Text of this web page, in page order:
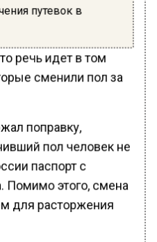
путевок в
речь идет в том
сменили пол за
поправку,
пол человек не
паспорт с
Помимо этого, смена
для расторжения